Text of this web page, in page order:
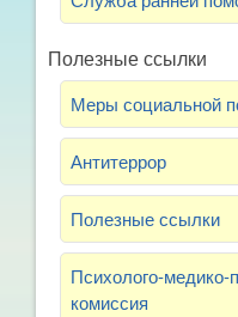
Полезные ссылки
Меры социальной
Антитеррор
Полезные ссылки
Психолого-медико-
комиссия